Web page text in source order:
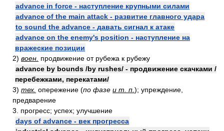
advance in force - наступление крупными силами
advance of the main attack - развитие главного удара
to sound the advance - давать сигнал к атаке
advance on the enemy's position - наступление на
вражеские позиции
2) воен. продвижение от рубежа к рубежу
advance by bounds /by rushes/ - продвижение скачками /
перебежками, перекатами/
3) тех. опережение (по фазе и т. п. ); упреждение,
предварение
3. прогресс; успех; улучшение
days of advance - век прогресса